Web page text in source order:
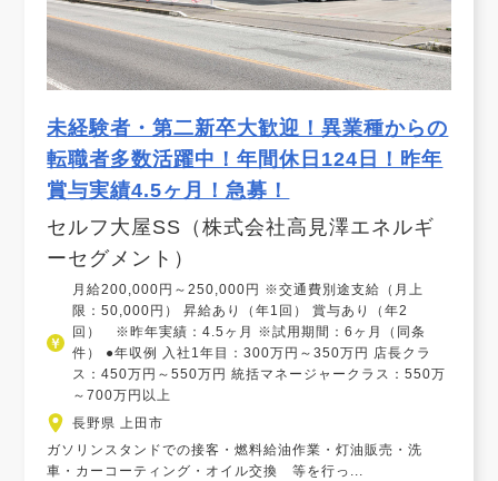
未経験者・第二新卒大歓迎！異業種からの
転職者多数活躍中！年間休日124日！昨年
賞与実績4.5ヶ月！急募！
セルフ大屋SS（株式会社高見澤エネルギ
ーセグメント）
月給200,000円～250,000円 ※交通費別途支給（月上
限：50,000円） 昇給あり（年1回） 賞与あり（年2
回） ※昨年実績：4.5ヶ月 ※試用期間：6ヶ月（同条
件） ●年収例 入社1年目：300万円～350万円 店長クラ
ス：450万円～550万円 統括マネージャークラス：550万
～700万円以上
長野県 上田市
ガソリンスタンドでの接客・燃料給油作業・灯油販売・洗
車・カーコーティング・オイル交換 等を行っ...